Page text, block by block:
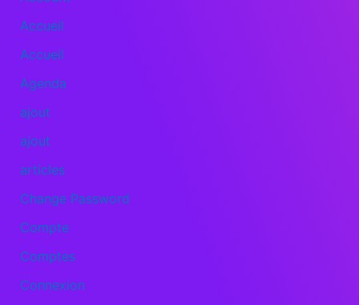
Accueil
Accueil
Agenda
ajout
ajout
articles
Change Password
Compte
Comptes
Connexion